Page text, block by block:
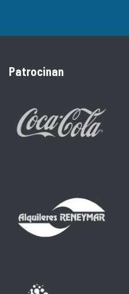
Patrocinan